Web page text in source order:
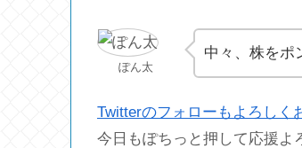
ぽん太
中々、株をポ
Twitterのフォローもよろしく
今日もぽちっと押して応援よ